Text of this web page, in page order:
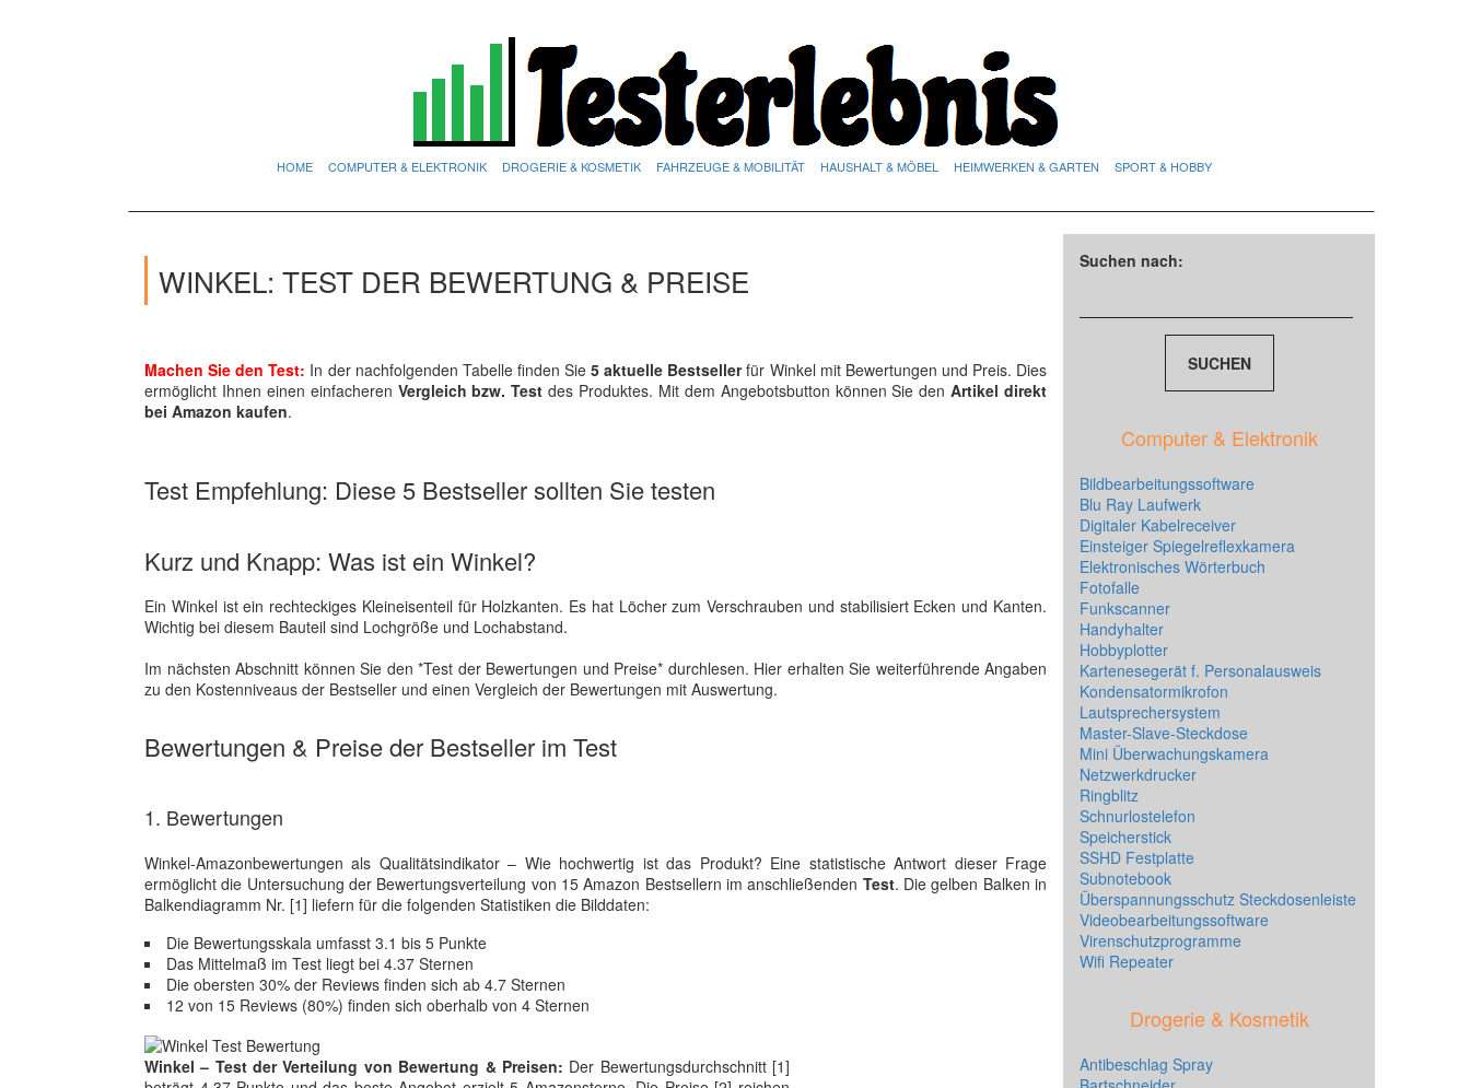
HOME COMPUTER & ELEKTRONIK DROGERIE & KOSMETIK FAHRZEUGE & MOBILITÄT HAUSHALT & MÖBEL HEIMWERKEN & GARTEN SPORT & HOBBY
WINKEL: TEST DER BEWERTUNG & PREISE
Machen Sie den Test: In der nachfolgenden Tabelle finden Sie5 aktuelle Bestsellerfür Winkel mit Bewertungen und Preis. Dies
ermöglicht Ihnen einen einfacheren Vergleich bzw. Test des Produktes. Mit dem Angebotsbutton können Sie denArtikel direkt
bei Amazon kaufen.
Test Empfehlung: Diese 5 Bestseller sollten Sie testen
Kurz und Knapp: Was ist ein Winkel?
Ein Winkel ist ein rechteckiges Kleineisenteil für Holzkanten. Es hat Löcher zum Verschrauben und stabilisiert Ecken und Kanten.
Wichtig bei diesem Bauteil sind Lochgröße und Lochabstand.
Im nächsten Abschnitt können Sie den *Test der Bewertungen und Preise* durchlesen. Hier erhalten Sie weiterführende Angaben
zu den Kostenniveaus der Bestseller und einen Vergleich der Bewertungen mit Auswertung.
Bewertungen & Preise der Bestseller im Test
1. Bewertungen
Winkel-Amazonbewertungen als Qualitätsindikator – Wie hochwertig ist das Produkt? Eine statistische Antwort dieser Frage
ermöglicht die Untersuchung der Bewertungsverteilung von 15 Amazon Bestsellern im anschließenden Test. Die gelben Balken in
Balkendiagramm Nr. [1] liefern für die folgenden Statistiken die Bilddaten:
Die Bewertungsskala umfasst 3.1 bis 5 Punkte
Das Mittelmaß im Test liegt bei 4.37 Sternen
Die obersten 30% der Reviews finden sich ab 4.7 Sternen
12 von 15 Reviews (80%) finden sich oberhalb von 4 Sternen
Winkel – Test der Verteilung von Bewertung & Preisen: Der Bewertungsdurchschnitt [1]
Suchen nach:
Computer & Elektronik
Bildbearbeitungssoftware
Blu Ray Laufwerk
Digitaler Kabelreceiver
Einsteiger Spiegelreflexkamera
Elektronisches Wörterbuch
Fotofalle
Funkscanner
Handyhalter
Hobbyplotter
Kartenesegerät f. Personalausweis
Kondensatormikrofon
Lautsprechersystem
Master-Slave-Steckdose
Mini Überwachungskamera
Netzwerkdrucker
Ringblitz
Schnurlostelefon
Speicherstick
SSHD Festplatte
Subnotebook
Überspannungsschutz Steckdosenleiste
Videobearbeitungssoftware
Virenschutzprogramme
Wifi Repeater
Drogerie & Kosmetik
Antibeschlag Spray